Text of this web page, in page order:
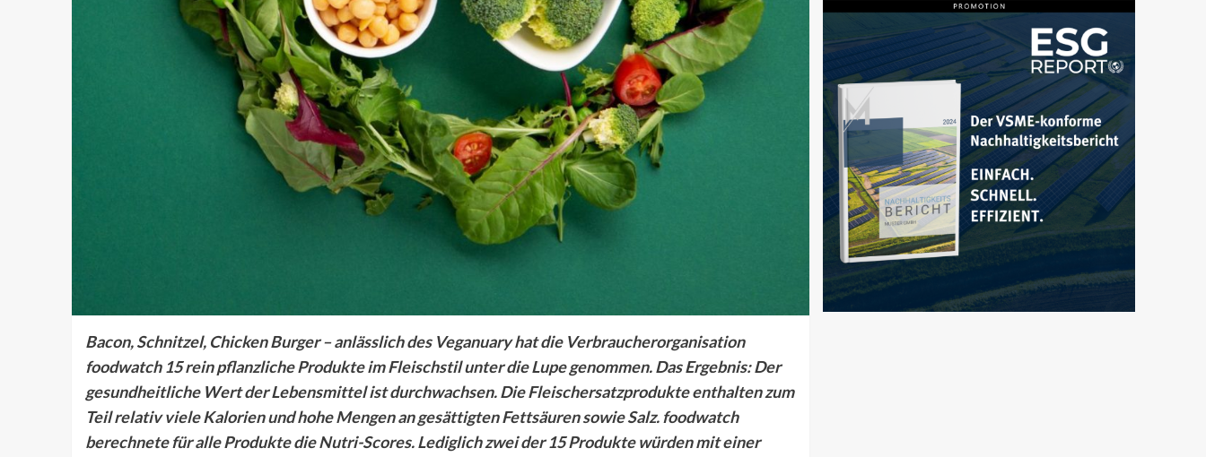
Bacon, Schnitzel, Chicken Burger – anlässlich des Veganuary hat die Verbraucherorganisation
foodwatch 15 rein pflanzliche Produkte im Fleischstil unter die Lupe genommen. Das Ergebnis: Der
gesundheitliche Wert der Lebensmittel ist durchwachsen. Die Fleischersatzprodukte enthalten zum
Teil relativ viele Kalorien und hohe Mengen an gesättigten Fettsäuren sowie Salz. foodwatch
berechnete für alle Produkte die Nutri-Scores. Lediglich zwei der 15 Produkte würden mit einer